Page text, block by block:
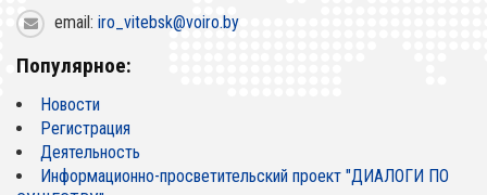
email: iro_vitebsk@voiro.by
Популярное:
Новости
Регистрация
Деятельность
Информационно-просветительский проект "ДИАЛОГИ ПО